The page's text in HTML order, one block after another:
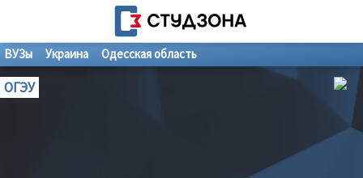
ВУЗы Украина Одесская область
ОГЭУ